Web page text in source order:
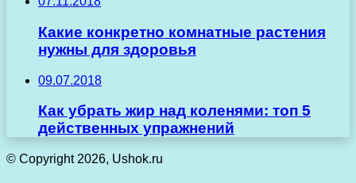
Какие конкретно комнатные растения
нужны для здоровья
09.07.2018
Как убрать жир над коленями: топ 5
действенных упражнений
© Copyright 2026, Ushok.ru